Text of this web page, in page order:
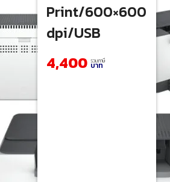
Print/600×600
dpi/USB
4,400 รวมภาษี
บาท